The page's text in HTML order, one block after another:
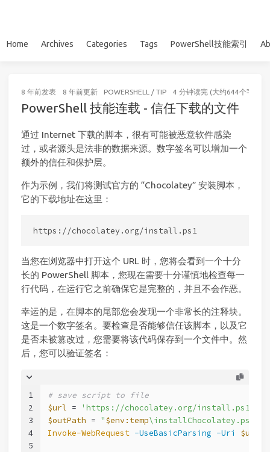
Home Archives Categories Tags PowerShell技能索引
8 年前发表 8 年前更新 POWERSHELL / TIP 4 分钟读完 (大约644个字)
PowerShell 技能连载 - 信任下载的文件
通过 Internet 下载的脚本，很有可能被恶意软件感染
过，或者源头是法非的数据来源。数字签名可以增加一个
额外的信任和保护层。
作为示例，我们将测试官方的 “Chocolatey” 安装脚本，
它的下载地址在这里：
https://chocolatey.org/install.ps1
当您在浏览器中打开这个 URL 时，您将会看到一个十分
长的 PowerShell 脚本，您现在需要十分谨慎地检查每一
行代码，在运行它之前确保它是完整的，并且不会作恶。
幸运的是，在脚本的尾部您会发现一个非常长的注释块。
这是一个数字签名。要检查是否能够信任该脚本，以及它
是否未被篡改过，您需要将该代码保存到一个文件中。然
后，您可以验证签名：
1
2
3
4
5
# save script to file
$url =
'https://chocolatey.org/install.ps1'
$outPath = "$env:temp\installChocolatey.ps1"
Invoke-WebRequest -UseBasicParsing -Uri $url